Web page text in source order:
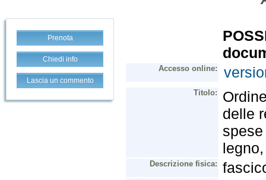
Prenota
Chiedi info
Lascia un commento